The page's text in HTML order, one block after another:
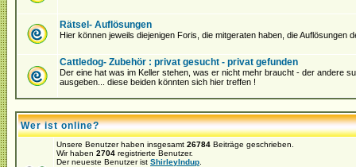
Rätsel- Auflösungen
Hier können jeweils diejenigen Foris, die mitgeraten haben, die Auflösungen
Cattledog- Zubehör : privat gesucht - privat gefunden
Der eine hat was im Keller stehen, was er nicht mehr braucht - der andere
ausgeben... diese beiden könnten sich hier treffen !
Wer ist online?
Unsere Benutzer haben insgesamt 26784 Beiträge geschrieben.
Wir haben 2704 registrierte Benutzer.
Der neueste Benutzer ist ShirleyIndup